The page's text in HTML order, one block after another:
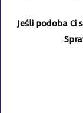
Jeśli podoba Ci